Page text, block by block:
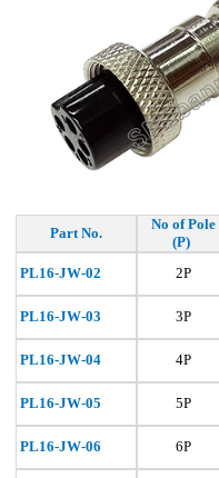
Part No.
No of Pole
(P)
PL16-JW-02
2P
PL16-JW-03 3P
PL16-JW-04 4P
PL16-JW-05 5P
PL16-JW-06 6P